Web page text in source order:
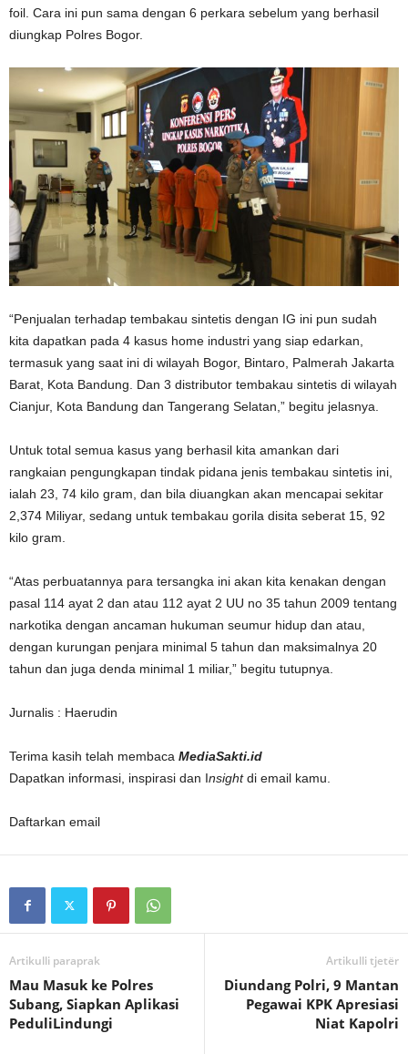
foil. Cara ini pun sama dengan 6 perkara sebelum yang berhasil
diungkap Polres Bogor.
“Penjualan terhadap tembakau sintetis dengan IG ini pun sudah
kita dapatkan pada 4 kasus home industri yang siap edarkan,
termasuk yang saat ini di wilayah Bogor, Bintaro, Palmerah Jakarta
Barat, Kota Bandung. Dan 3 distributor tembakau sintetis di wilayah
Cianjur, Kota Bandung dan Tangerang Selatan,” begitu jelasnya.
Untuk total semua kasus yang berhasil kita amankan dari
rangkaian pengungkapan tindak pidana jenis tembakau sintetis ini,
ialah 23, 74 kilo gram, dan bila diuangkan akan mencapai sekitar
2,374 Miliyar, sedang untuk tembakau gorila disita seberat 15, 92
kilo gram.
“Atas perbuatannya para tersangka ini akan kita kenakan dengan
pasal 114 ayat 2 dan atau 112 ayat 2 UU no 35 tahun 2009 tentang
narkotika dengan ancaman hukuman seumur hidup dan atau,
dengan kurungan penjara minimal 5 tahun dan maksimalnya 20
tahun dan juga denda minimal 1 miliar,” begitu tutupnya.
Jurnalis : Haerudin
Terima kasih telah membaca MediaSakti.id
Dapatkan informasi, inspirasi dan Insightdi email kamu.
Daftarkan email
Artikulli paraprak
Mau Masuk ke Polres
Subang, Siapkan Aplikasi
PeduliLindungi
Artikulli tjetër
Diundang Polri, 9 Mantan
Pegawai KPK Apresiasi
Niat Kapolri